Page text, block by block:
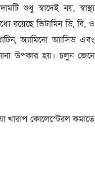
শুধু স্বাদেই নয়, স্বাস্থ্য
রয়েছে ভিটামিন ডি, বি, ও
অ্যামিনো অ্যাসিড এবং
উপকার হয়। চলুন জেনে
যা খারাপ কোলেস্টেরল কমাতে